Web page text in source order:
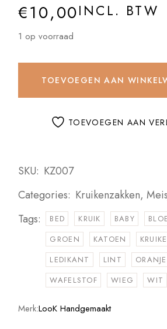
€10,00INCL. BTW
1 op voorraad
TOEVOEGEN AAN
TOEVOEGEN AAN
SKU: KZ007
Categories: Kruikenzakken,
Tags:
BED KRUIK BABY
GROEN
KATOEN
LEDIKANT
LINT ORANJE
WAFELSTOF
WIEG WIT
Merk:LooK Handgemaakt